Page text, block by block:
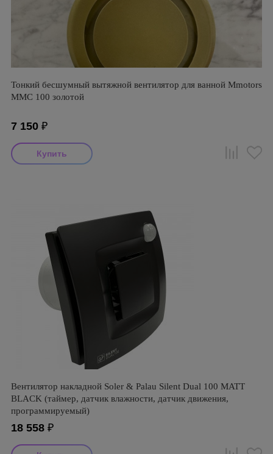
Тонкий бесшумный вытяжной вентилятор для ванной Mmotors
ММC 100 золотой
7 150 ₽
Вентилятор накладной Soler & Palau Silent Dual 100 MATT
BLACK (таймер, датчик влажности, датчик движения,
программируемый)
18 558 ₽